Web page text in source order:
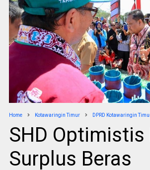
Home Kotawaringin Timur DPRD Kotawaringin
SHD
Surplus Beras